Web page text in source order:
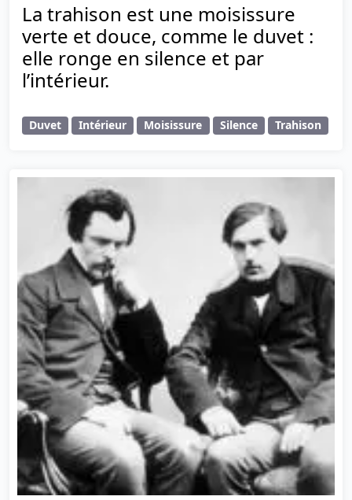
La trahison est une moisissure
verte et douce, comme le duvet :
elle ronge en silence et par
l’intérieur.
Duvet Intérieur Moisissure Silence Trahison